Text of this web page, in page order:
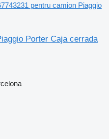
pentru camion Piaggio
Porter Caja cerrada